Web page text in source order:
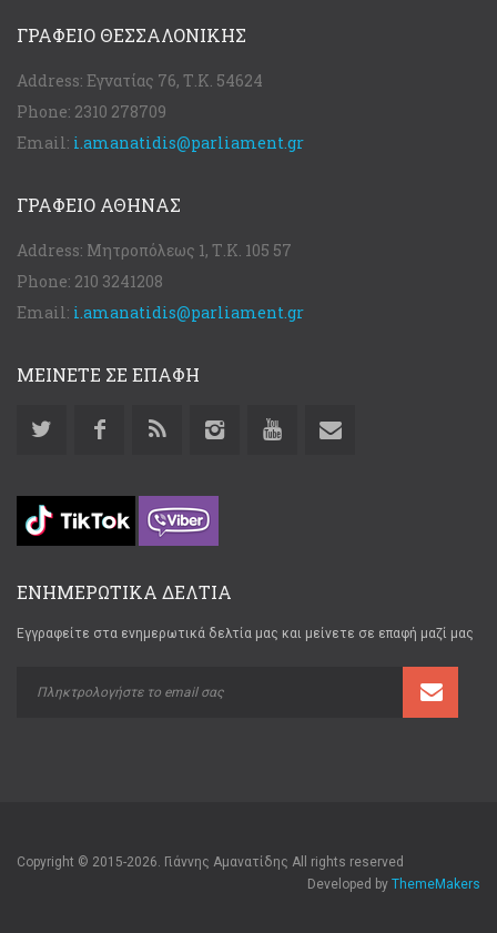
ΓΡΑΦΕΊΟ ΘΕΣΣΑΛΟΝΊΚΗΣ
Address: Εγνατίας 76, Τ.Κ. 54624
Phone: 2310 278709
Email: i.amanatidis@parliament.gr
ΓΡΑΦΕΊΟ ΑΘΉΝΑΣ
Address: Μητροπόλεως 1, Τ.Κ. 105 57
Phone: 210 3241208
Email: i.amanatidis@parliament.gr
ΜΕΙΝΕΤΕ ΣΕ ΕΠΑΦΗ
ΕΝΗΜΕΡΩΤΙΚΑ ΔΕΛΤΙΑ
Εγγραφείτε στα ενημερωτικά δελτία μας και μείνετε σε επαφή μαζί μας
Copyright © 2015-2026. Γιάννης Αμανατίδης All rights reserved
Developed by ThemeMakers